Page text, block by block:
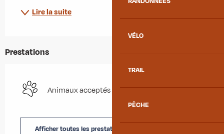
VÉLO
TRAIL
PÊCHE
Lire la suite
Prestations
Animaux acceptés
Afficher toutes les prestations